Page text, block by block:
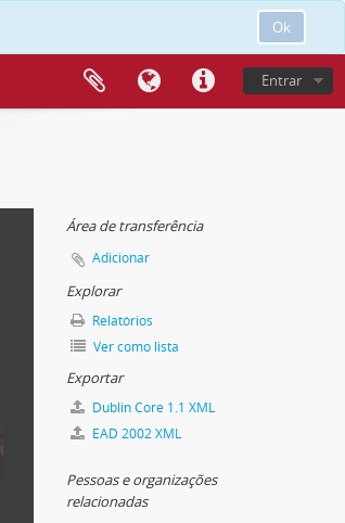
Ok
Entrar
Área de transferência
Adicionar
Explorar
Relatórios
Ver como lista
Exportar
Dublin Core 1.1 XML
EAD 2002 XML
Pessoas e organizações
relacionadas